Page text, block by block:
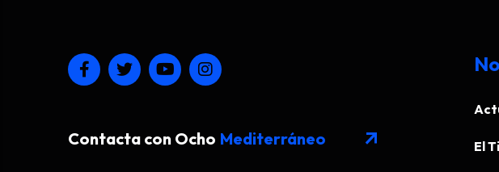
Contacta con Ocho Mediterráneo arrow_outward El